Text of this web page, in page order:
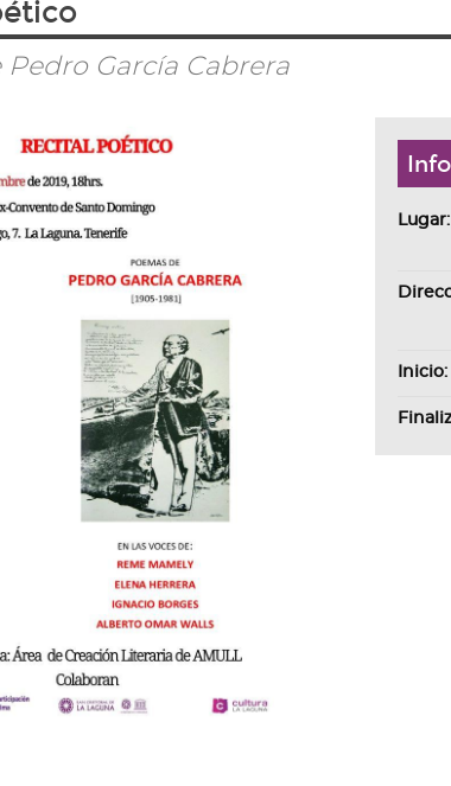
Pedro García Cabrera
Lugar:
Inicio: